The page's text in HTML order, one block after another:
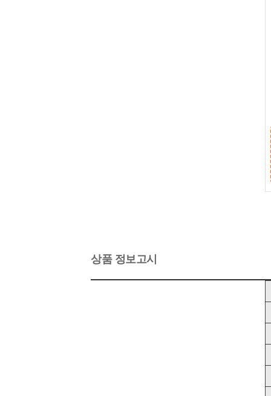
상품 정보고시